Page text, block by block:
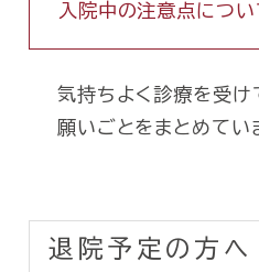
入院中の注意点につい
気持ちよく診療を受け
願いごとをまとめてい
退院予定の方へ